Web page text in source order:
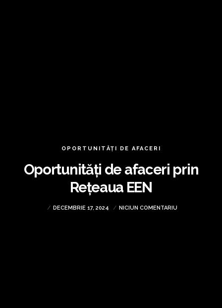
OPORTUNITĂȚI DE AFACERI
Oportunități de afaceri prin
Rețeaua EEN
DECEMBRIE 17, 2024 NICIUN COMENTARIU